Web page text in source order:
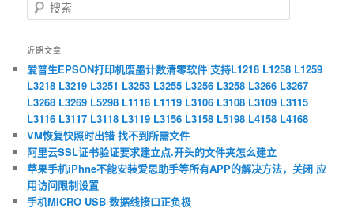
索
近期文章
爱普生EPSON打印机废墨计数清零软件 支持L1218 L1258 L1259
L3218 L3219 L3251 L3253 L3255 L3256 L3258 L3266 L3267
L3268 L3269 L5298 L1118 L1119 L3106 L3108 L3109 L3115
L3116 L3117 L3118 L3119 L3156 L3158 L5198 L4158 L4168
VM恢复快照时出错 找不到所需文件
阿里云SSL证书验证要求建立点.开头的文件夹怎么建立
苹果手机iPhne不能安装爱思助手等所有APP的解决方法，关闭 应
用访问限制设置
手机MICRO USB 数据线接口正负极